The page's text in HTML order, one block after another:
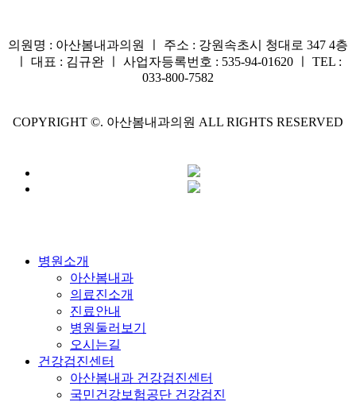
의원명 : 아산봄내과의원 ㅣ 주소 : 강원속초시 청대로 347 4층
ㅣ 대표 : 김규완 ㅣ 사업자등록번호 : 535-94-01620 ㅣ TEL :
033-800-7582
COPYRIGHT ©. 아산봄내과의원 ALL RIGHTS RESERVED
Close
병원소개
아산봄내과
의료진소개
진료안내
병원둘러보기
오시는길
건강검진센터
아산봄내과 건강검진센터
국민건강보험공단 건강검진